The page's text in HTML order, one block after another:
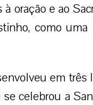
oração e ao
como
em
celebrou a